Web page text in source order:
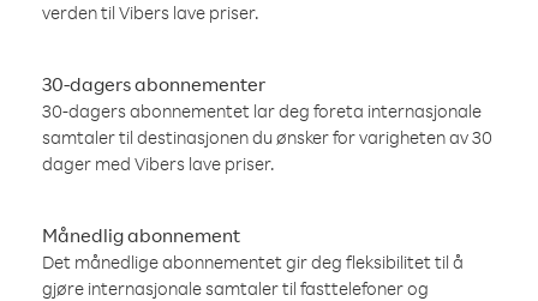
verden til Vibers lave priser.
30-dagers abonnementer
30-dagers abonnementet lar deg foreta internasjonale
samtaler til destinasjonen du ønsker for varigheten av 30
dager med Vibers lave priser.
Månedlig abonnement
Det månedlige abonnementet gir deg fleksibilitet til å
gjøre internasjonale samtaler til fasttelefoner og